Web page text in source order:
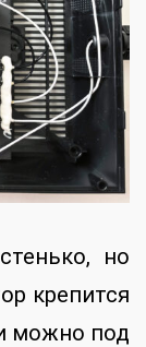
но
крепится
можно под